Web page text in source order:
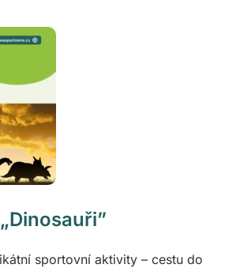
sportovní aktivity – cestu do